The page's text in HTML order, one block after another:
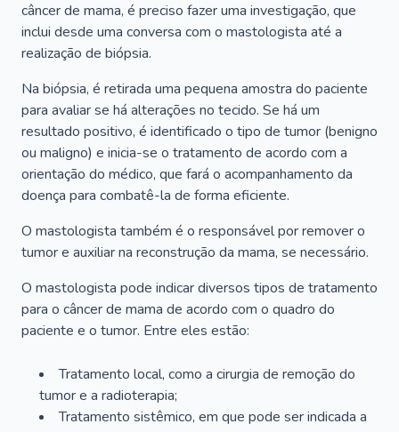
câncer de mama, é preciso fazer uma investigação, que
inclui desde uma conversa com o mastologista até a
realização de biópsia.
Na biópsia, é retirada uma pequena amostra do paciente
para avaliar se há alterações no tecido. Se há um
resultado positivo, é identificado o tipo de tumor (benigno
ou maligno) e inicia-se o tratamento de acordo com a
orientação do médico, que fará o acompanhamento da
doença para combatê-la de forma eficiente.
O mastologista também é o responsável por remover o
tumor e auxiliar na reconstrução da mama, se necessário.
O mastologista pode indicar diversos tipos de tratamento
para o câncer de mama de acordo com o quadro do
paciente e o tumor. Entre eles estão:
Tratamento local, como a cirurgia de remoção do
tumor e a radioterapia;
Tratamento sistêmico, em que pode ser indicada a